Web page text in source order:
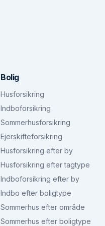
Bolig
Husforsikring
Indboforsikring
Sommerhusforsikring
Ejerskifteforsikring
Husforsikring efter by
Husforsikring efter tagtype
Indboforsikring efter by
Indbo efter boligtype
Sommerhus efter område
Sommerhus efter boligtype